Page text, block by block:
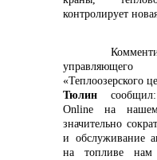
контролирует
Комментируя
«Теплоозерского
Тюлин
Online на нашем
значительно
и обслуживание
на топливе нам